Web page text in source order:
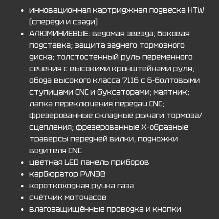
инновационная картриджная подвеска HTW
(спереди и сзади)
АЛЮМИНИЕВЫЕ: ведомая звезда; боковая
подставка; защита заднего тормозного
диска; толстостенный руль переменного
сечения с высокими кронштейнами руля;
обода высокого класса 7116 с 6-болтовыми
ступицами CNC и буксаторами; маятник;
лапка переключения передач CNC;
фрезерованные складные рычаги тормоза/
сцепления; фрезерованные Х-образные
траверсы передней вилки, подножки
водителя CNC
цветная LED панель приборов
карбюратор PVN38
короткоходная ручка газа
счётчик моточасов
влагозащищённые проводка и кнопки